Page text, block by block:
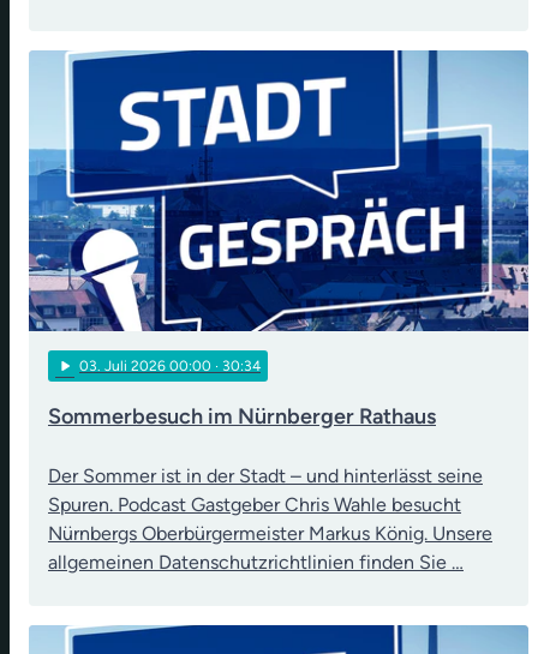
play_arrow 03. Juli 2026 00:00 · 30:34
Sommerbesuch im Nürnberger Rathaus
Der Sommer ist in der Stadt – und hinterlässt seine
Spuren. Podcast Gastgeber Chris Wahle besucht
Nürnbergs Oberbürgermeister Markus König. Unsere
allgemeinen Datenschutzrichtlinien finden Sie …